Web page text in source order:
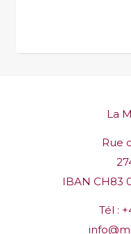
La
Rue
IBAN CH83
Tél :